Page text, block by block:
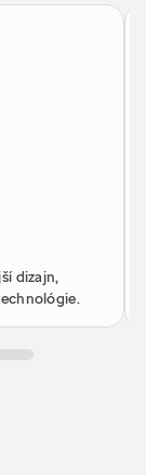
dizajn,